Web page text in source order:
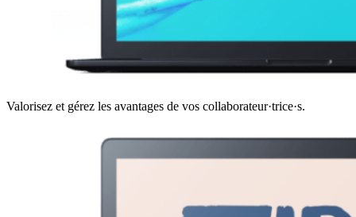
Valorisez et gérez les avantages de vos collaborateur·trice·s.